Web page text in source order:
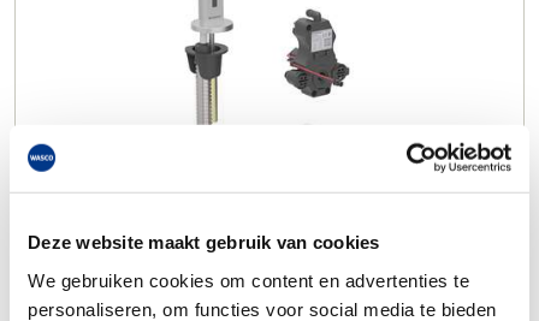
Deze website maakt gebruik van cookies
We gebruiken cookies om content en advertenties te
personaliseren, om functies voor social media te bieden